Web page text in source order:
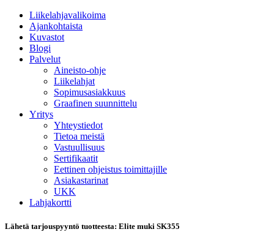
Liikelahjavalikoima
Ajankohtaista
Kuvastot
Blogi
Palvelut
Aineisto-ohje
Liikelahjat
Sopimusasiakkuus
Graafinen suunnittelu
Yritys
Yhteystiedot
Tietoa meistä
Vastuullisuus
Sertifikaatit
Eettinen ohjeistus toimittajille
Asiakastarinat
UKK
Lahjakortti
Lähetä tarjouspyyntö tuotteesta: Elite muki SK355